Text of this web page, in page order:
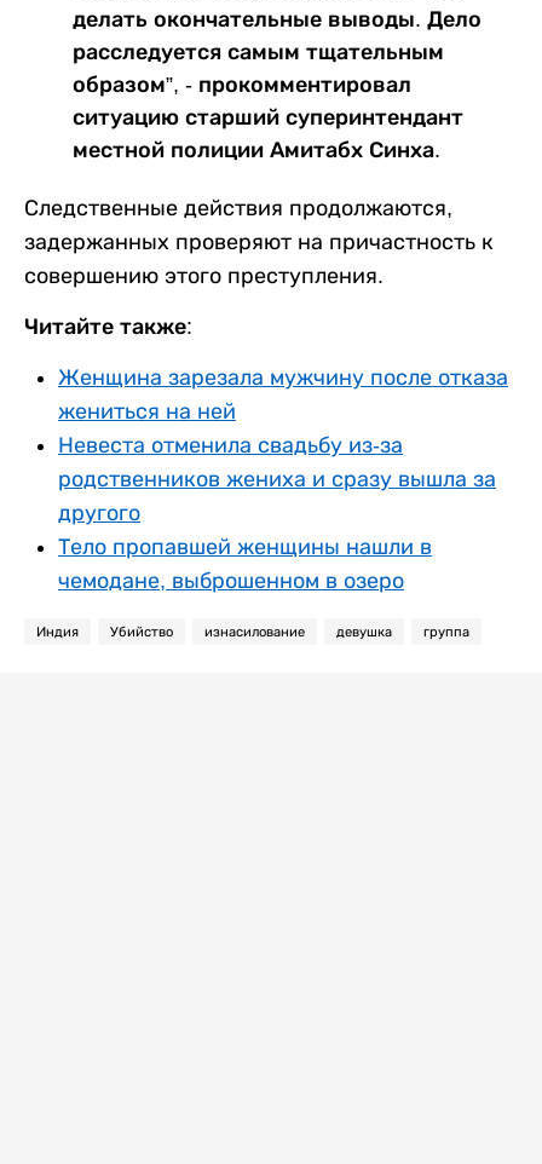
делать окончательные выводы. Дело
расследуется самым тщательным
образом”, - прокомментировал
ситуацию старший суперинтендант
местной полиции Амитабх Синха.
Следственные действия продолжаются,
задержанных проверяют на причастность к
совершению этого преступления.
Читайте также:
Женщина зарезала мужчину после отказа
жениться на ней
Невеста отменила свадьбу из-за
родственников жениха и сразу вышла за
другого
Тело пропавшей женщины нашли в
чемодане, выброшенном в озеро
Индия Убийство изнасилование девушка группа